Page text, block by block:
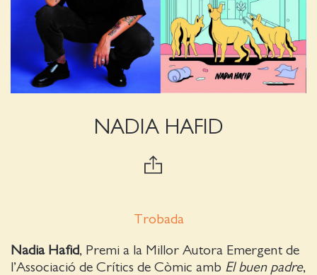
NADIA HAFID
Trobada
Nadia Hafid, Premi a la Millor Autora Emergent de
l’Associació de Crítics de Còmic amb El buen padre,